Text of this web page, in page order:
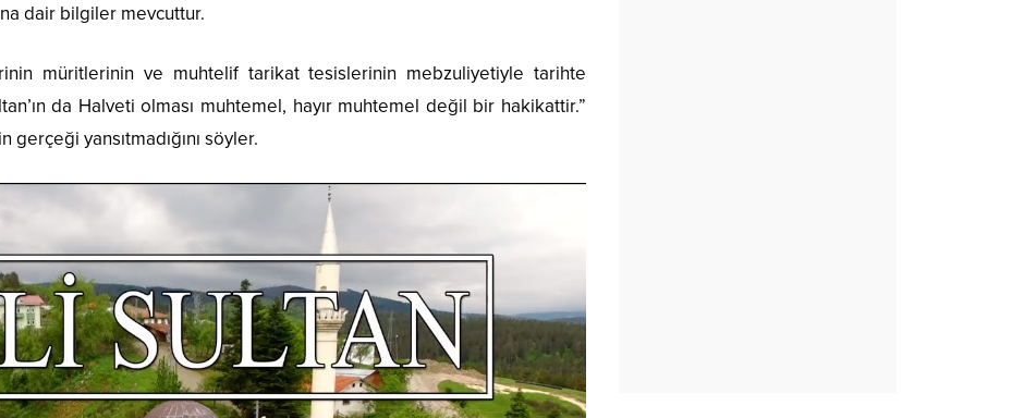
dair bilgiler mevcuttur.
müritlerinin ve muhtelif tarikat tesislerinin mebzuliyetiyle tarihte
da Halveti olması muhtemel, hayır muhtemel değil bir hakikattir.”
yansıtmadığını söyler.